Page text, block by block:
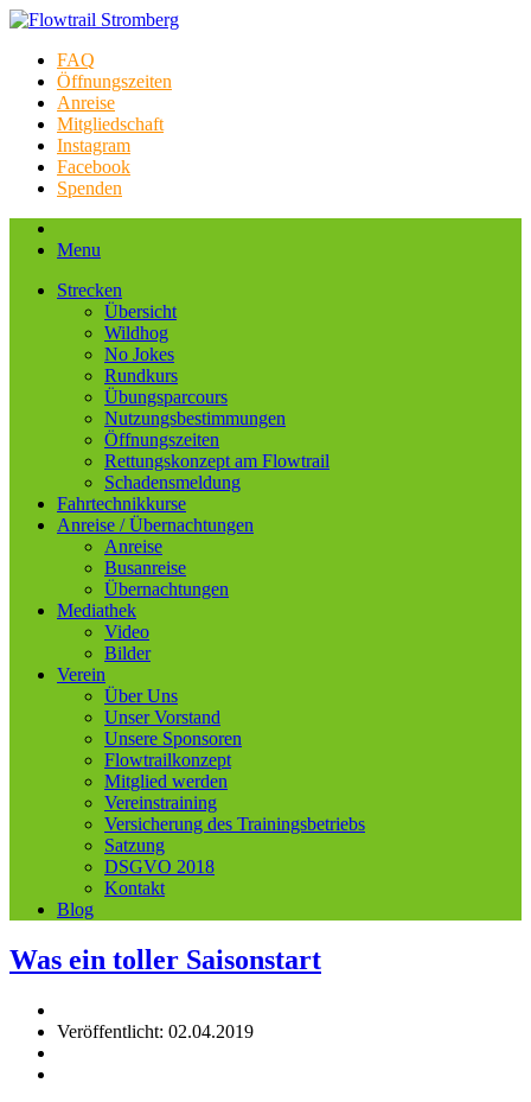
FAQ
Öffnungszeiten
Anreise
Mitgliedschaft
Instagram
Facebook
Spenden
Menu
Strecken
Übersicht
Wildhog
No Jokes
Rundkurs
Übungsparcours
Nutzungsbestimmungen
Öffnungszeiten
Rettungskonzept am Flowtrail
Schadensmeldung
Fahrtechnikkurse
Anreise / Übernachtungen
Anreise
Busanreise
Übernachtungen
Mediathek
Video
Bilder
Verein
Über Uns
Unser Vorstand
Unsere Sponsoren
Flowtrailkonzept
Mitglied werden
Vereinstraining
Versicherung des Trainingsbetriebs
Satzung
DSGVO 2018
Kontakt
Blog
Was ein toller Saisonstart
Veröffentlicht: 02.04.2019